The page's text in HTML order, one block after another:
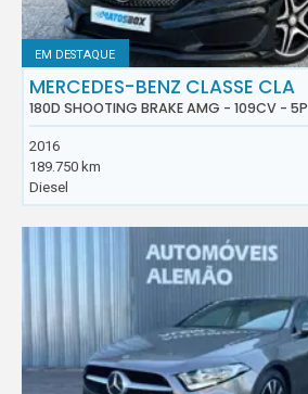
EM DESTAQUE
MERCEDES-BENZ CLASSE CLA
180D SHOOTING BRAKE AMG - 109CV - 5P
2016
189.750 km
Diesel